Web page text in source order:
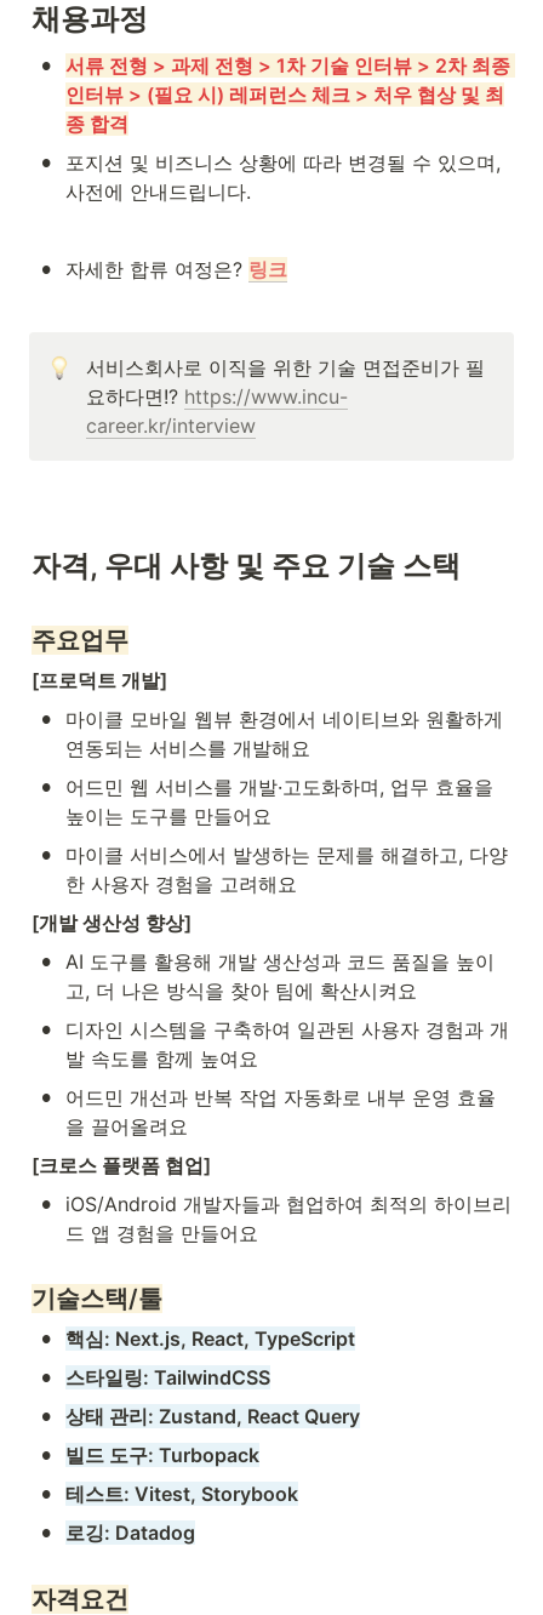
채용과정
• 서류 전형 > 과제 전형 > 1차 기술 인터뷰 > 2차 최종
인터뷰 > (필요 시) 레퍼런스 체크 > 처우 협상 및 최
종 합격
•
포지션 및 비즈니스 상황에 따라 변경될 수 있으며,
사전에 안내드립니다.
• 자세한 합류 여정은? 링크
서비스회사로 이직을 위한 기술 면접준비가 필
요하다면!? https://www.incu-
career.kr/interview
자격, 우대 사항 및 주요 기술 스택
주요업무
[프로덕트 개발]
•
마이클 모바일 웹뷰 환경에서 네이티브와 원활하게
연동되는 서비스를 개발해요
•
어드민 웹 서비스를 개발·고도화하며, 업무 효율을
높이는 도구를 만들어요
•
마이클 서비스에서 발생하는 문제를 해결하고, 다양
한 사용자 경험을 고려해요
[개발 생산성 향상]
•
AI 도구를 활용해 개발 생산성과 코드 품질을 높이
고, 더 나은 방식을 찾아 팀에 확산시켜요
•
디자인 시스템을 구축하여 일관된 사용자 경험과 개
발 속도를 함께 높여요
•
어드민 개선과 반복 작업 자동화로 내부 운영 효율
을 끌어올려요
[크로스 플랫폼 협업]
•
iOS/Android 개발자들과 협업하여 최적의 하이브리
드 앱 경험을 만들어요
기술스택/툴
• 핵심: Next.js, React, TypeScript
• 스타일링: TailwindCSS
• 상태 관리: Zustand, React Query
• 빌드 도구: Turbopack
• 테스트: Vitest, Storybook
• 로깅: Datadog
자격요건